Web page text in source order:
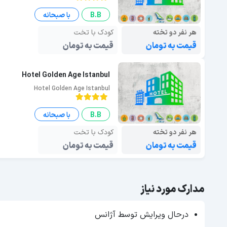
B.B
با صبحانه
هر نفر دو تخته
قیمت به تومان
کودک با تخت
قیمت به تومان
Hotel Golden Age Istanbul
Hotel Golden Age Istanbul
B.B
با صبحانه
هر نفر دو تخته
قیمت به تومان
کودک با تخت
قیمت به تومان
مدارک مورد نیاز
درحال ویرایش توسط آژانس